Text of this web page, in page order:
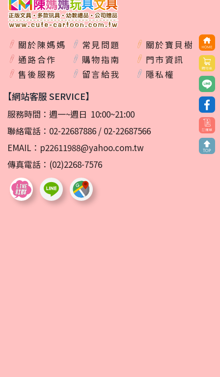
關於陳媽媽 常見問題
關於寶貝樹
通路合作
購物指南
門市資訊
售後服務
留言給我 隱私權
【網站客服 SERVICE】
服務時間：週一~週日 10:00~21:00
聯絡電話： 02-22687886 / 02-22687566
EMAIL： p22611988@yahoo.com.tw
傳真電話：(02)2268-7576